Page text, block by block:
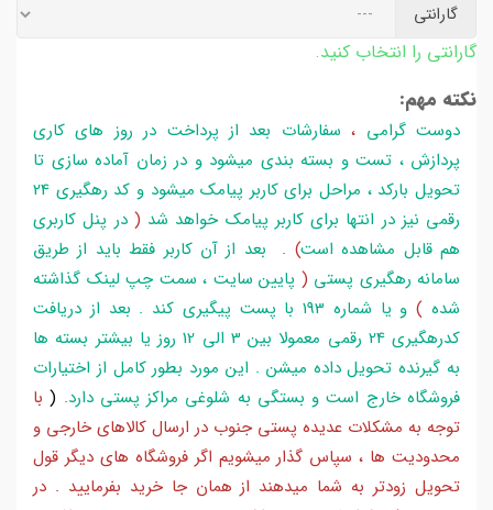
گارانتی
گارانتی را انتخاب کنید.
نکته مهم:
دوست گرامی ،سفارشات بعد از پرداخت در روز های کاری
پردازش ، تست و بسته بندی میشود و در زمان آماده سازی تا
تحویل بارکد ، مراحل برای کاربر پیامک میشود و کد رهگیری 24
رقمی نیز در انتها برای کاربر پیامک خواهد شد ( در پنل کاربری
هم قابل مشاهده است) . بعد از آن کاربر فقط باید از طریق
سامانه رهگیری پستی ( پایین سایت ، سمت چپ لینک گذاشته
شده )
و یا شماره 193 با پست پیگیری کند . بعد از دریافت
کدرهگیری 24 رقمی معمولا بین 3 الی 12 روز یا بیشتر بسته ها
به گیرنده تحویل داده میشن . این مورد بطور کامل از اختیارات
فروشگاه خارج است و بستگی به شلوغی مراکز پستی دارد.
(با
توجه به مشکلات عدیده پستی جنوب در ارسال کالاهای خارجی و
محدودیت ها ، سپاس گذار میشویم اگر فروشگاه های دیگر قول
تحویل زودتر به شما میدهند از همان جا خرید بفرمایید . در